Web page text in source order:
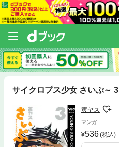
サイクロプス少女 さいぷ～ 3
寅ヤス
マンガ
536(税込)